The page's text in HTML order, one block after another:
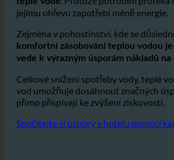
Kromě přímých úspor vodyklesá také
. Protože potrubím protéká
jejímu ohřevu zapotřebí méně energie.
Zejména v pohostinství, kde se
vede k výrazným úsporám nákladů na
Celkové snížení spotřeby vody, teplé
vod umožňuje dosáhnout značných
přímo přispívají ke zvýšení ziskovosti.